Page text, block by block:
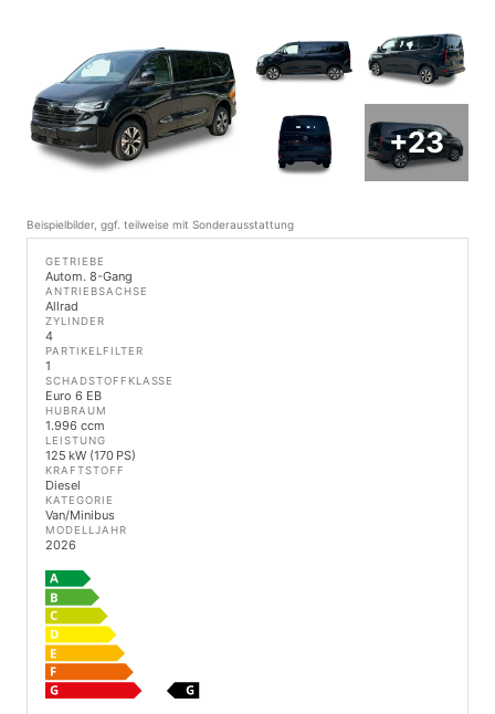
+23
Beispielbilder, ggf. teilweise mit Sonderausstattung
GETRIEBE
Autom. 8-Gang
ANTRIEBSACHSE
Allrad
ZYLINDER
4
PARTIKELFILTER
1
SCHADSTOFFKLASSE
Euro 6 EB
HUBRAUM
1.996 ccm
LEISTUNG
125 kW (170 PS)
KRAFTSTOFF
Diesel
KATEGORIE
Van/Minibus
MODELLJAHR
2026